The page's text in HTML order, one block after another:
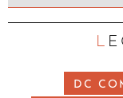
DC